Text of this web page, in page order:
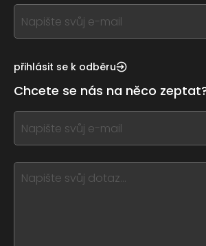
If
you
this,
this
form
field
blank
přihlásit se k odběru
Chcete se nás na něco
If
you
this,
leave